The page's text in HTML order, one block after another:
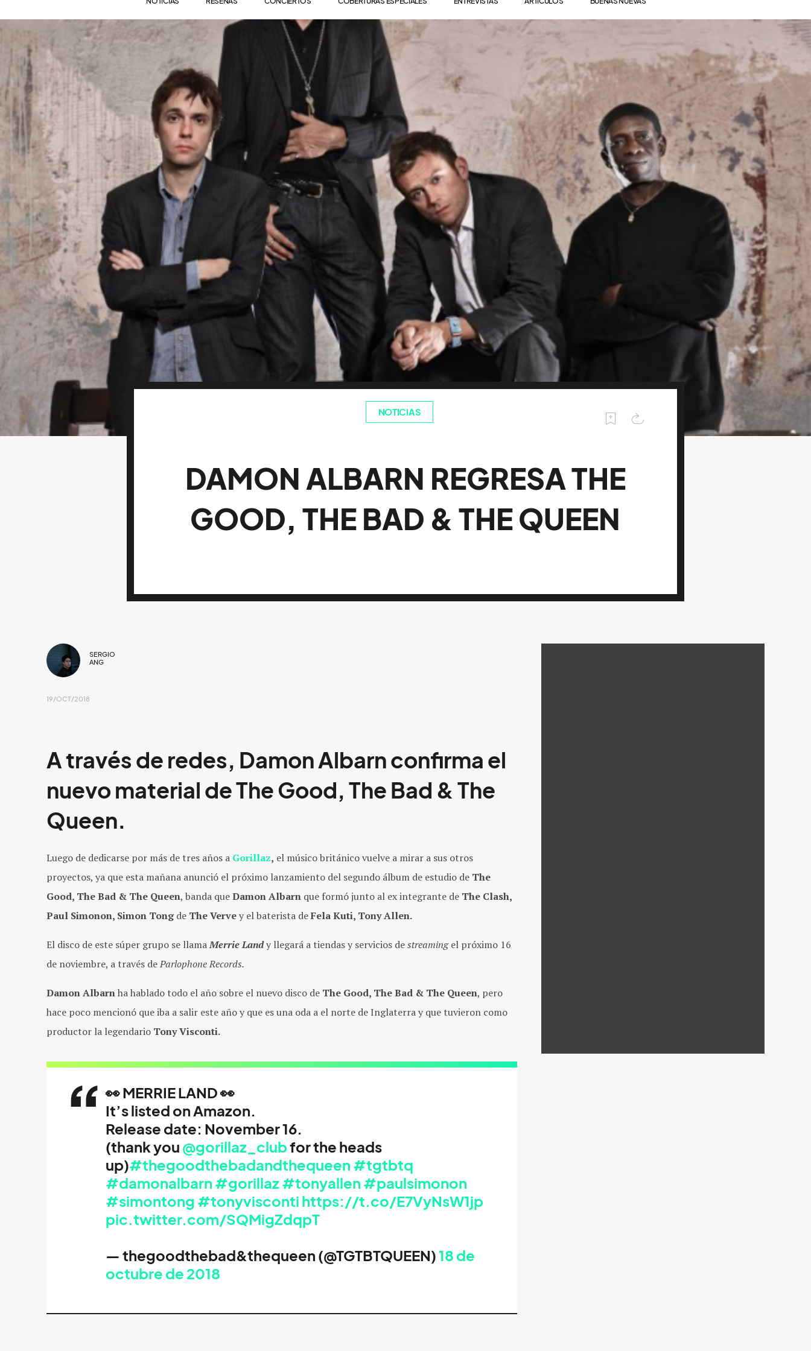
NOTICIAS
DAMON ALBARN REGRESA THE
GOOD, THE BAD & THE QUEEN
SERGIO
ANG
19/OCT/2018
A través de redes, Damon Albarn confirma el
nuevo material de The Good, The Bad & The
Queen.
Luego de dedicarse por más de tres años a Gorillaz, el músico británico vuelve a mirar a sus otros
proyectos, ya que esta mañana anunció el próximo lanzamiento del segundo álbum de estudio de The
Good, The Bad & The Queen, banda queDamon Albarn que formó junto al ex integrante de The Clash,
Paul Simonon, Simon Tongde The Vervey el baterista deFela Kuti, Tony Allen.
El disco de este súper grupo se llamaMerrie Landy llegará a tiendas y servicios destreamingel próximo 16
de noviembre, a través deParlophone Records.
Damon Albarnha hablado todo el año sobre el nuevo disco de The Good, The Bad & The Queen, pero
hace poco mencionó que iba a salir este año y que es una oda a el norte de Inglaterra y que tuvieron como
productor la legendario Tony Visconti.
👀 MERRIE LAND 👀
It’s listed on Amazon.
Release date: November 16.
(thank you @gorillaz_clubfor the heads
up)#thegoodthebadandthequeen #tgtbtq
#damonalbarn #gorillaz#tonyallen #paulsimonon
#simontong #tonyvisconti https://t.co/E7VyNsW1jp
pic.twitter.com/SQMigZdqpT
— thegoodthebad&thequeen (@TGTBTQUEEN)18 de
octubre de 2018